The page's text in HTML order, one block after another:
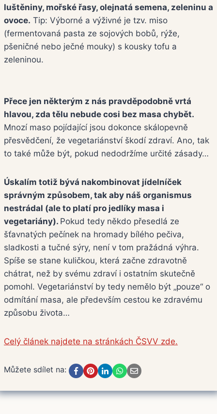
luštěniny, mořské řasy, olejnatá semena, zeleninu a
ovoce. Tip: Výborné a výživné je tzv. miso
(fermentovaná pasta ze sojových bobů, rýže,
pšeničné nebo ječné mouky) s kousky tofu a
zeleninou.
Přece jen některým z nás pravděpodobně vrtá
hlavou, zda tělu nebude cosi bez masa chybět.
Mnozí maso pojídající jsou dokonce skálopevně
přesvědčení, že vegetariánství škodí zdraví. Ano, tak
to také může být, pokud nedodržíme určité zásady…
Úskalím totiž bývá nakombinovat jídelníček
správným způsobem, tak aby náš organismus
nestrádal (ale to platí pro jedlíky masa i
vegetariány). Pokud tedy někdo přesedlá ze
šťavnatých pečínek na hromady bílého pečiva,
sladkosti a tučné sýry, není v tom pražádná výhra.
Spíše se stane kuličkou, která začne zdravotně
chátrat, než by svému zdraví i ostatním skutečně
pomohl. Vegetariánství by tedy nemělo být „pouze“ o
odmítání masa, ale především cestou ke zdravému
způsobu života…
Celý článek najdete na stránkách ČSVV zde.
Můžete sdílet na: